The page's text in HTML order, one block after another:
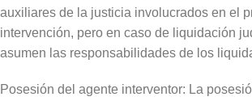
auxiliares de la justicia involucrados en el
intervención, pero en caso de liquidación
asumen las responsabilidades de los
Posesión del agente interventor: La